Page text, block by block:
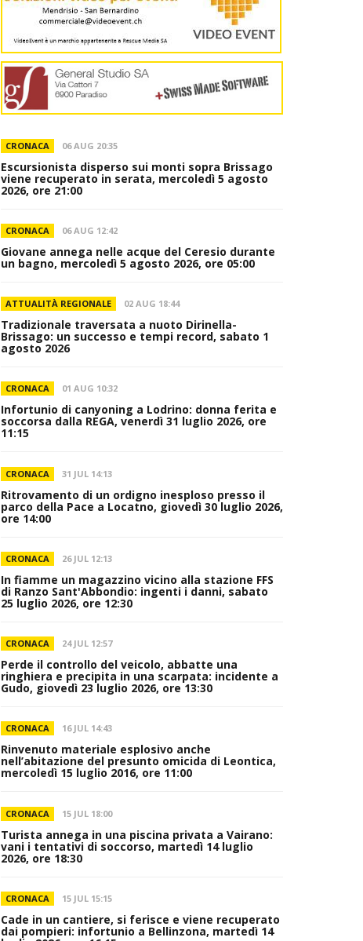
CRONACA 06 AUG 20:35
Escursionista disperso sui monti sopra Brissago
viene recuperato in serata, mercoledì 5 agosto
2026, ore 21:00
CRONACA 06 AUG 12:42
Giovane annega nelle acque del Ceresio durante
un bagno, mercoledì 5 agosto 2026, ore 05:00
ATTUALITÀ REGIONALE 02 AUG 18:44
Tradizionale traversata a nuoto Dirinella-
Brissago: un successo e tempi record, sabato 1
agosto 2026
CRONACA 01 AUG 10:32
Infortunio di canyoning a Lodrino: donna ferita e
soccorsa dalla REGA, venerdì 31 luglio 2026, ore
11:15
CRONACA 31 JUL 14:13
Ritrovamento di un ordigno inesploso presso il
parco della Pace a Locatno, giovedì 30 luglio 2026,
ore 14:00
CRONACA 26 JUL 12:13
In fiamme un magazzino vicino alla stazione FFS
di Ranzo Sant'Abbondio: ingenti i danni, sabato
25 luglio 2026, ore 12:30
CRONACA 24 JUL 12:57
Perde il controllo del veicolo, abbatte una
ringhiera e precipita in una scarpata: incidente a
Gudo, giovedì 23 luglio 2026, ore 13:30
CRONACA 16 JUL 14:43
Rinvenuto materiale esplosivo anche
nell’abitazione del presunto omicida di Leontica,
mercoledì 15 luglio 2016, ore 11:00
CRONACA 15 JUL 18:00
Turista annega in una piscina privata a Vairano:
vani i tentativi di soccorso, martedì 14 luglio
2026, ore 18:30
CRONACA 15 JUL 15:15
Cade in un cantiere, si ferisce e viene recuperato
dai pompieri: infortunio a Bellinzona, martedì 14